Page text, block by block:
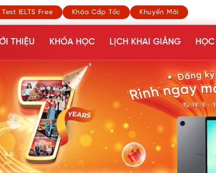
Test IELTS Free Khóa Cấp Tốc Khuyến Mãi
THIỆU KHÓA HỌC LỊCH KHAI GIẢNG